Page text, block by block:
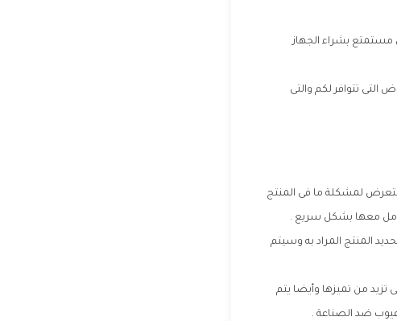
مستمتع بشراء الجهاز
تتوافر لكم والتى
لمشكلة ما فى المنتج
معها بشكل سريع .
المنتج المراد به وسيتم
تزيد من تميزها وأيضا يتم
عيوب ضد الصناعة .